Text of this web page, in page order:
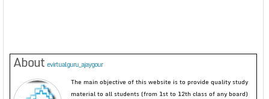
About evirtualguru_ajaygour
The main objective of this website is to provide quality study
material to all students (from 1st to 12th class of any board)